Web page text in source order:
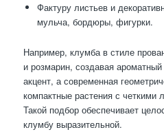
Фактуру листьев и
мульча, бордюры, фигурки.
Например, клумба в стиле
и розмарин, создавая
акцент, а современная
компактные растения с четкими
Такой подбор обеспечивает
клумбу выразительной.